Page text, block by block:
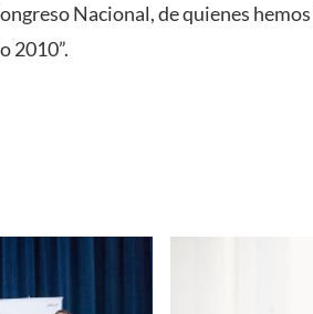
Nacional, de quienes
2010”.